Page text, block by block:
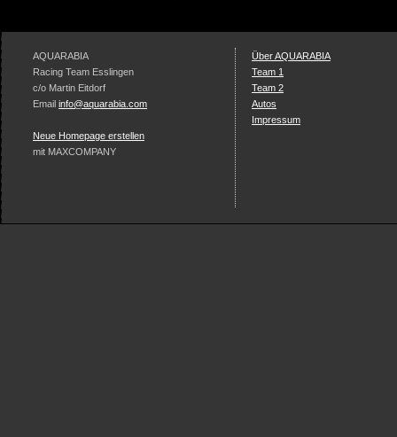
AQUARABIA
Racing Team Esslingen
c/o Martin Eitdorf
Email info@aquarabia.com
Neue Homepage erstellen
mit MAXCOMPANY
Über AQUARABIA
Team 1
Team 2
Autos
Impressum